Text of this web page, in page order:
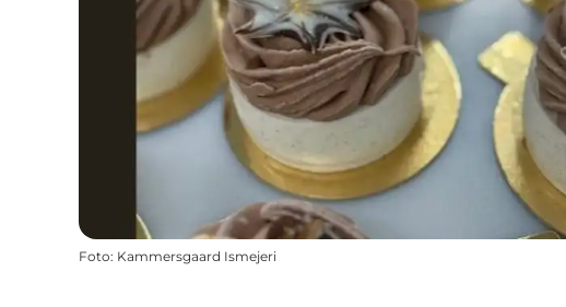
Foto: Kammersgaard Ismejeri